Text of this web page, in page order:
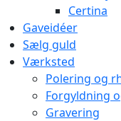
Certina
Gaveidéer
Sælg guld
Værksted
Polering og
Forgyldning
Gravering